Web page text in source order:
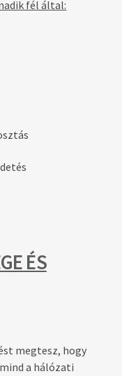
fél által:
ÉS
megtesz, hogy
a hálózati